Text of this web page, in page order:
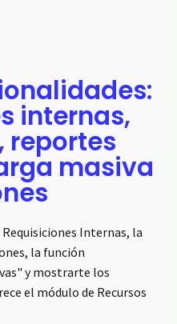
internas,
reportes
masiva
Internas, la
la función
y mostrarte los
el módulo de Recursos